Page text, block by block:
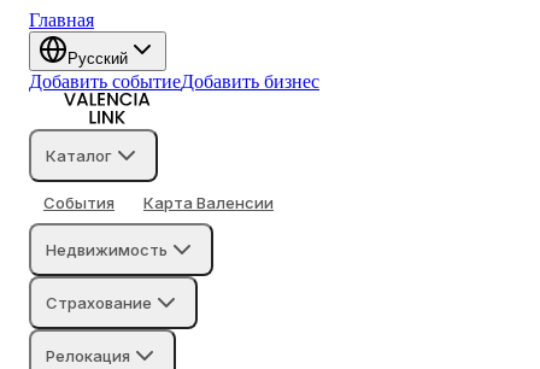
Главная
Русский
Добавить событиеДобавить бизнес
Каталог
События Карта Валенсии
Недвижимость
Страхование
Релокация